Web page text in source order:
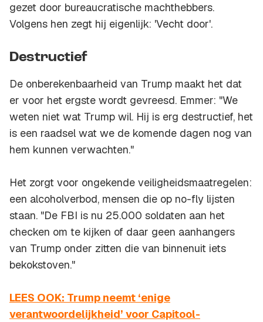
gezet door bureaucratische machthebbers.
Volgens hen zegt hij eigenlijk: 'Vecht door'.
Destructief
De onberekenbaarheid van Trump maakt het dat
er voor het ergste wordt gevreesd. Emmer: "We
weten niet wat Trump wil. Hij is erg destructief, het
is een raadsel wat we de komende dagen nog van
hem kunnen verwachten."
Het zorgt voor ongekende veiligheidsmaatregelen:
een alcoholverbod, mensen die op no-fly lijsten
staan. "De FBI is nu 25.000 soldaten aan het
checken om te kijken of daar geen aanhangers
van Trump onder zitten die van binnenuit iets
bekokstoven."
LEES OOK: Trump neemt ‘enige
verantwoordelijkheid’ voor Capitool-